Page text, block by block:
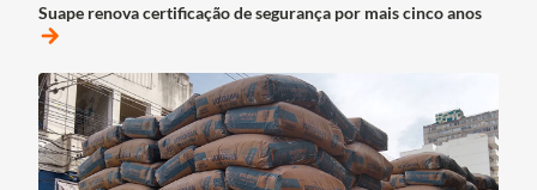
Suape renova certificação de segurança por mais cinco anos
arrow_forward